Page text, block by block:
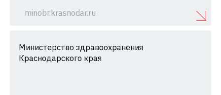
minobr.krasnodar.ru
Министерство здравоохранения
Краснодарского края